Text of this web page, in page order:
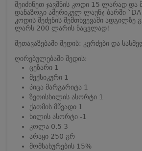
შეიძინეთ ჯავშნის კოდი 15 ლარად და
დანაზოგი ამერიკულ ლაუნჯ-ბარში
კოდის შეძენის შემთხვევაში ადგილზე
ლარს 200 ლარის ნაცვლად!
შეთავაზებაში შედის: კერძები და
ღირებულებაში შედის:
ცეზარი 1
მექსიკური 1
პიცა მარგარიტა 1
ზეთისხილის ასორტი 1
ქათმის მწვადი 1
ხილის ასორტი -1
კოლა 0,5 3
არაყი 250 გრ
მომსახურების 15%